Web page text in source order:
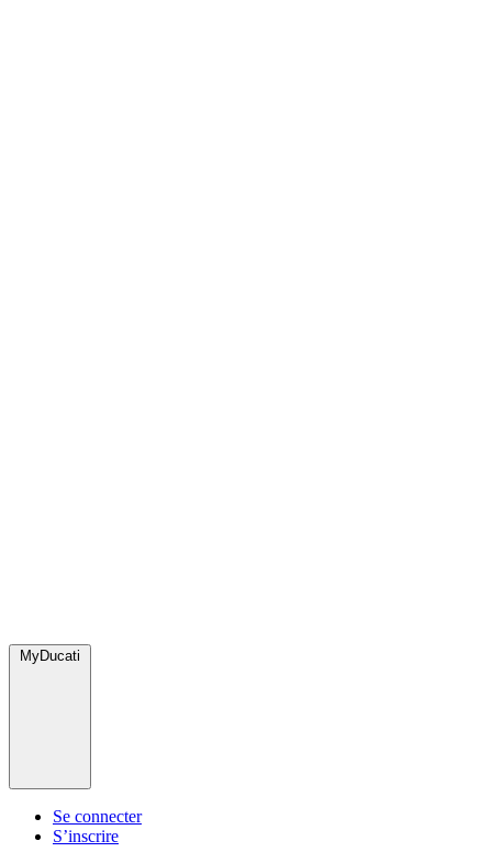
MyDucati
Se connecter
S’inscrire